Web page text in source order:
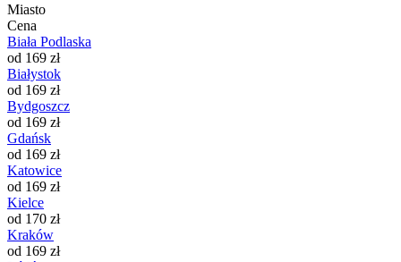
Miasto
Cena
Biała Podlaska
od 169 zł
Białystok
od 169 zł
Bydgoszcz
od 169 zł
Gdańsk
od 169 zł
Katowice
od 169 zł
Kielce
od 170 zł
Kraków
od 169 zł